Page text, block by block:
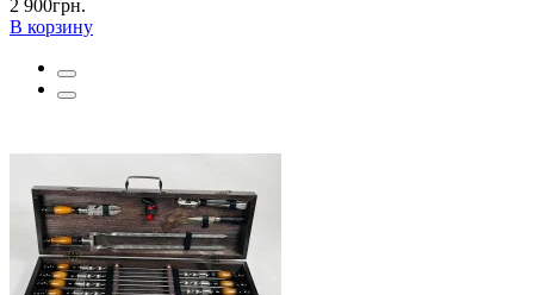
2 900грн.
В корзину